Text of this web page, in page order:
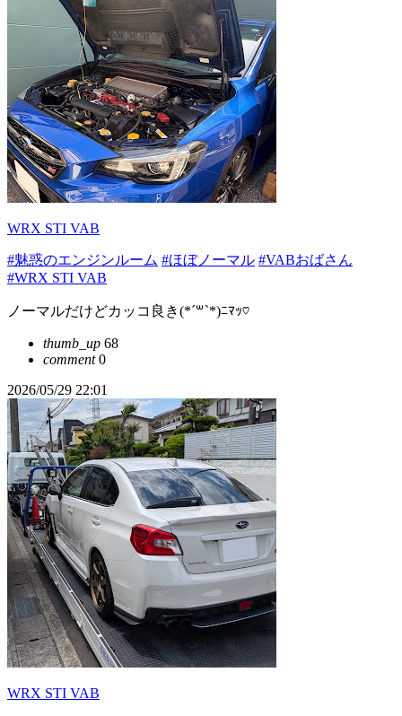
WRX STI VAB
#魅惑のエンジンルーム #ほぼノーマル #VABおばさん
#WRX STI VAB
ノーマルだけどカッコ良き(*´꒳`*)ﾆﾏｯ♡
thumb_up 68
comment0
2026/05/29 22:01
WRX STI VAB